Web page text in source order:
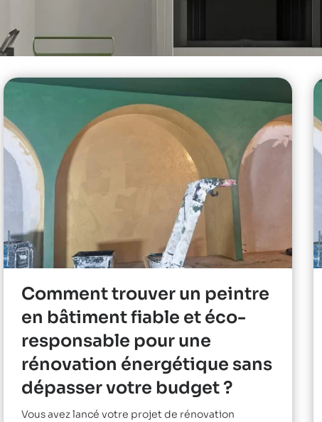
Comment trouver un peintre
en bâtiment fiable et éco-
responsable pour une
rénovation énergétique sans
dépasser votre budget ?
Vous avez lancé votre projet de rénovation